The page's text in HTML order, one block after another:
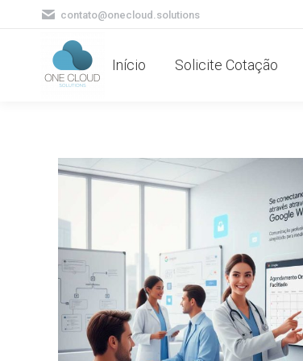
contato@onecloud.solutions
Início Solicite Cotação